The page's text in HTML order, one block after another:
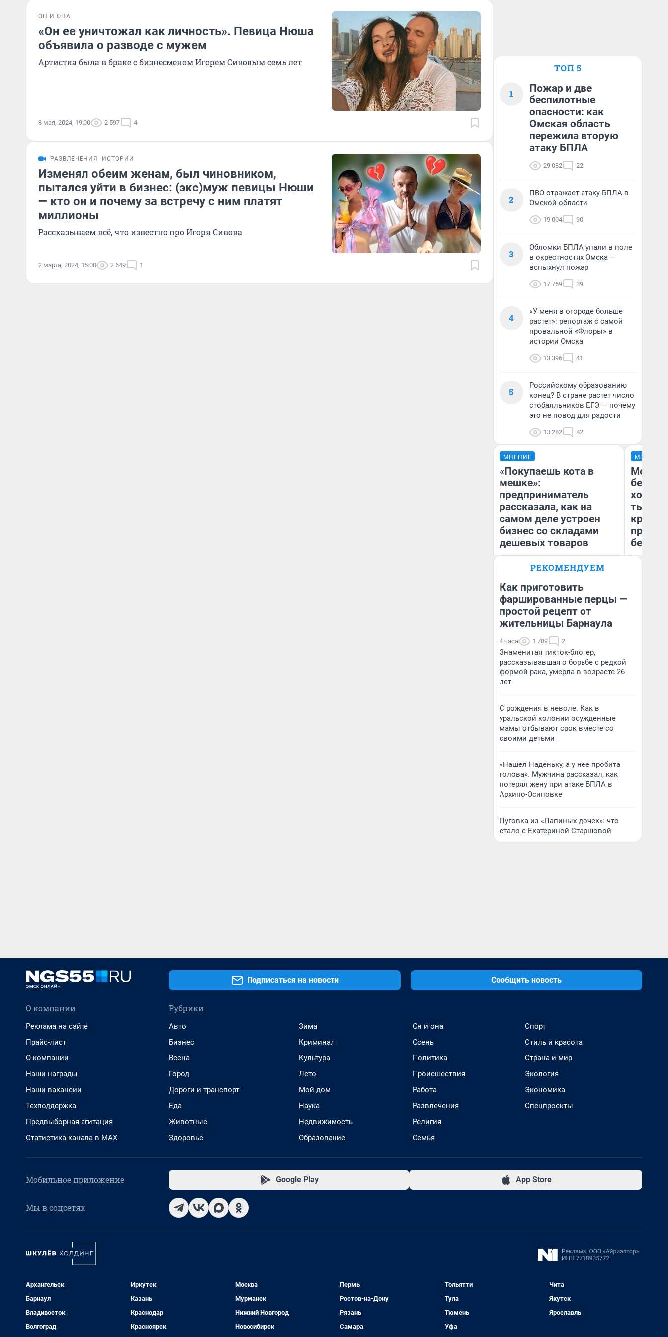
ОН И ОНА
«Он ее уничтожал как личность». Певица Нюша
объявила о разводе с мужем
Артистка была в браке с бизнесменом Игорем Сивовым семь лет
8 мая, 2024, 19:00 2 597 4
РАЗВЛЕЧЕНИЯ ИСТОРИИ
Изменял обеим женам, был чиновником,
пытался уйти в бизнес: (экс)муж певицы Нюши
— кто он и почему за встречу с ним платят
миллионы
Рассказываем всё, что известно про Игоря Сивова
2 марта, 2024, 15:00 2 649 1
ТОП 5
1
Пожар и две
беспилотные
опасности: как
Омская область
пережила вторую
атаку БПЛА
29 082 22
2
ПВО отражает атаку БПЛА в
Омской области
19 004 90
3
Обломки БПЛА упали в поле
в окрестностях Омска —
вспыхнул пожар
17 769 39
4
«У меня в огороде больше
растет»: репортаж с самой
провальной «Флоры» в
истории Омска
13 396 41
5
Российскому образованию
конец? В стране растет число
стобалльников ЕГЭ — почему
это не повод для радости
13 282 82
МНЕНИЕ
«Покупаешь кота в
мешке»:
предприниматель
рассказала, как на
самом деле устроен
бизнес со складами
дешевых товаров
Наталья Шорохова
деньги соцразвития
МНЕНИЕ
Мой
хотела
тысяч,
РЕКОМЕНДУЕМ
Как приготовить
фаршированные перцы —
простой рецепт от
жительницы Барнаула
4 часа 1 789 2
Знаменитая тикток-блогер,
рассказывавшая о борьбе с редкой
формой рака, умерла в возрасте 26
лет
С рождения в неволе. Как в
уральской колонии осужденные
мамы отбывают срок вместе со
своими детьми
«Нашел Наденьку, а у нее пробита
голова». Мужчина рассказал, как
потерял жену при атаке БПЛА в
Архипо-Осиповке
Пуговка из «Папиных дочек»: что
стало с Екатериной Старшовой
Подписаться на новости Сообщить новость
О компании
Реклама на сайте
Прайс-лист
О компании
Наши награды
Наши вакансии
Техподдержка
Предвыборная агитация
Статистика канала в MAX
Рубрики
Авто
Бизнес
Весна
Город
Дороги и транспорт
Еда
Животные
Здоровье
Зима
Криминал
Культура
Лето
Мой дом
Наука
Недвижимость
Образование
Он и она
Осень
Политика
Происшествия
Работа
Развлечения
Религия
Семья
Спорт
Стиль и красота
Страна и мир
Экология
Экономика
Спецпроекты
Мобильное приложение Google Play App Store
Мы в соцсетях
Архангельск
Барнаул
Владивосток
Волгоград
Иркутск
Казань
Краснодар
Красноярск
Москва
Мурманск
Нижний Новгород
Новосибирск
Пермь
Ростов-на-Дону
Рязань
Самара
Тольятти
Тула
Тюмень
Уфа
Чита
Якутск
Ярославль